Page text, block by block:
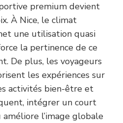
premium devient
À Nice, le climat
une utilisation quasi
la pertinence de ce
De plus, les voyageurs
les expériences sur
activités bien-être et
intégrer un court
l’image globale